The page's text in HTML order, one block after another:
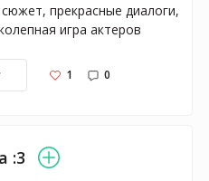
прекрасные диалоги,
игра актеров
1 0
:3